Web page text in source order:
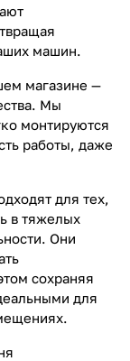
машин.
магазине —
Мы
монтируются
работы, даже
для тех,
в тяжелых
Они
сохраняя
для